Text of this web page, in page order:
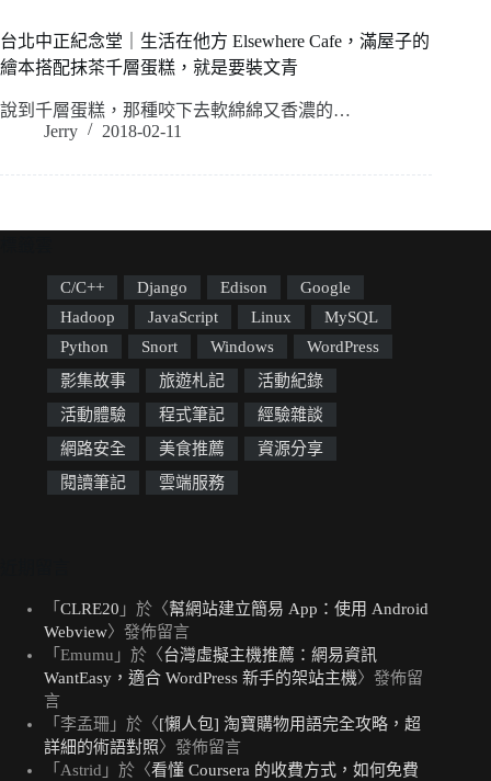
台北中正紀念堂｜生活在他方 Elsewhere Cafe，滿屋子的
繪本搭配抹茶千層蛋糕，就是要裝文青
說到千層蛋糕，那種咬下去軟綿綿又香濃的…
Jerry
2018-02-11
C/C++ Django Edison
Google
Hadoop
JavaScript Linux
MySQL
Python
Snort Windows
WordPress
影集故事
旅遊札記
活動紀錄
活動體驗
程式筆記
經驗雜談
網路安全
美食推薦
資源分享
閱讀筆記
雲端服務
「 CLRE20 」於〈幫網站建立簡易 App：使用 Android
Webview〉發佈留言
「 Emumu 」於〈台灣虛擬主機推薦：網易資訊
WantEasy，適合 WordPress 新手的架站主機〉發佈留
言
「 李孟珊 」於〈[懶人包] 淘寶購物用語完全攻略，超
詳細的術語對照〉發佈留言
「 Astrid 」於〈看懂 Coursera 的收費方式，如何免費